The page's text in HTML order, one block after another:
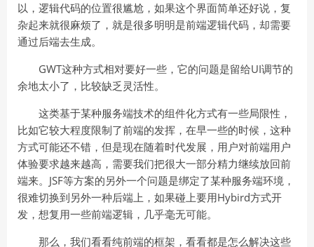
以，逻辑代码的位置很尴尬，如果这个界面简单还好说，复
杂起来就很麻烦了，就是很多明明是前端逻辑代码，却需要
通过后端去生成。
GWT这种方式相对要好一些，它的问题是留给UI调节的
余地太小了，比较缺乏灵活性。
这类基于某种服务端技术的组件化方式有一些局限性，
比如它较大程度限制了前端的发挥，在早一些的时候，这种
方式可能还不错，但是现在随着时代发展，用户对前端用户
体验要求越来越高，需要我们把很大一部分精力继续放回前
端来。JSF等方案的另外一个问题是绑定了某种服务端环境，
很难切换到另外一种后端上，如果碰上要用Hybird方式开
发，想复用一些前端逻辑，几乎毫无可能。
那么，我们看看纯前端的框架，看看都是怎么解决这些